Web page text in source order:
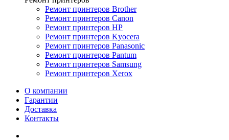
Ремонт принтеров Brother
Ремонт принтеров Canon
Ремонт принтеров HP
Ремонт принтеров Kyocera
Ремонт принтеров Panasonic
Ремонт принтеров Pantum
Ремонт принтеров Samsung
Ремонт принтеров Xerox
О компании
Гарантии
Доставка
Контакты